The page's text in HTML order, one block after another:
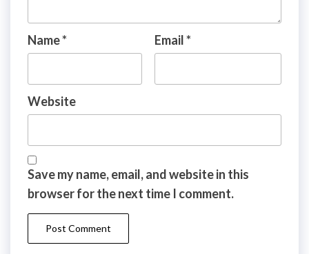
Name* Email*
Website
Save my name, email, and website in this
browser for the next time I comment.